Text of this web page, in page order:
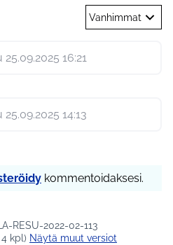
Vanhimmat
16:21
14:13
kommentoidaksesi.
RESU-2022-02-113
kpl) näytä muut versiot